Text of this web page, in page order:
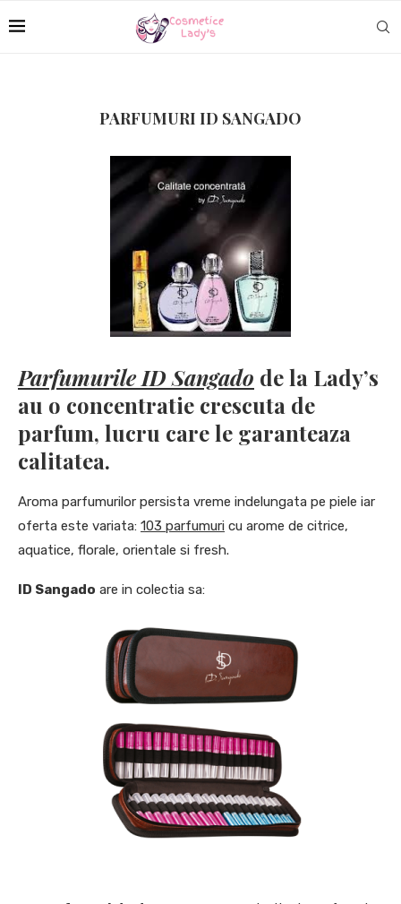
PARFUMURI ID SANGADO
Parfumurile ID Sangado de la Lady’s
au o concentratie crescuta de
parfum, lucru care le garanteaza
calitatea.
Aroma parfumurilor persista vreme indelungata pe piele iar
oferta este variata: 103 parfumuri cu arome de citrice,
aquatice, florale, orientale si fresh.
ID Sangado are in colectia sa: